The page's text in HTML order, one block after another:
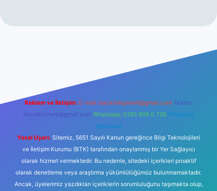
Reklam ve İletişim: E-mail: backlinkpaneli@gmail.com Teams:
forumhizmeti@gmail.com Whatsapp: 0262 606 0 726 Telegram:
@karabul
Yasal Uyarı: Sitemiz, 5651 Sayılı Kanun gereğince Bilgi Teknolojileri
ve İletişim Kurumu (BTK) tarafından onaylanmış bir Yer Sağlayıcı
olarak hizmet vermektedir. Bu nedenle, sitedeki içerikleri proaktif
olarak denetleme veya araştırma yükümlülüğümüz bulunmamaktadır.
Ancak, üyelerimiz yazdıkları içeriklerin sorumluluğunu taşımakta olup,